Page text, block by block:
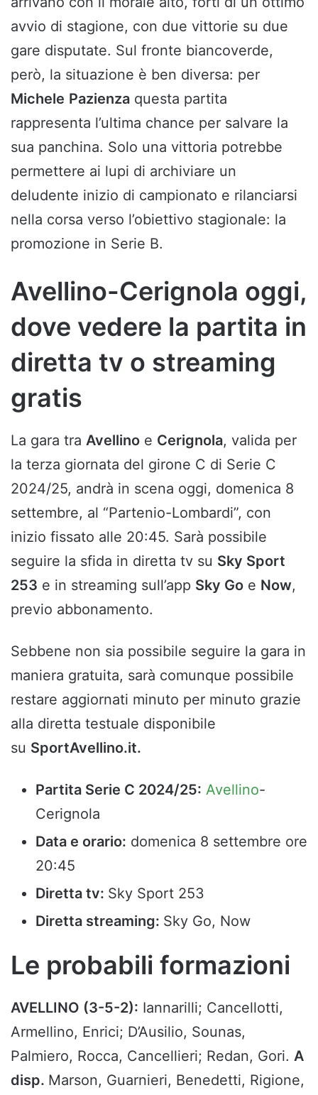
avvio di stagione, con due vittorie su due
gare disputate. Sul fronte biancoverde,
però, la situazione è ben diversa: per
Michele Pazienza questa partita
rappresenta l’ultima chance per salvare la
sua panchina. Solo una vittoria potrebbe
permettere ai lupi di archiviare un
deludente inizio di campionato e rilanciarsi
nella corsa verso l’obiettivo stagionale: la
promozione in Serie B.
Avellino-Cerignola oggi,
dove vedere la partita in
diretta tv o streaming
gratis
La gara tra Avellino e Cerignola, valida per
la terza giornata del girone C di Serie C
2024/25, andrà in scena oggi, domenica 8
settembre, al “Partenio-Lombardi”, con
inizio fissato alle 20:45. Sarà possibile
seguire la sfida in diretta tv su Sky Sport
253 e in streaming sull’app Sky Go e Now,
previo abbonamento.
Sebbene non sia possibile seguire la gara in
maniera gratuita, sarà comunque possibile
restare aggiornati minuto per minuto grazie
alla diretta testuale disponibile
su SportAvellino.it.
Partita Serie C 2024/25: Avellino-
Cerignola
Data e orario: domenica 8 settembre ore
20:45
Diretta tv: Sky Sport 253
Diretta streaming: Sky Go, Now
Le probabili formazioni
AVELLINO (3-5-2): Iannarilli; Cancellotti,
Armellino, Enrici; D’Ausilio, Sounas,
Palmiero, Rocca, Cancellieri; Redan, Gori. A
disp. Marson, Guarnieri, Benedetti, Rigione,